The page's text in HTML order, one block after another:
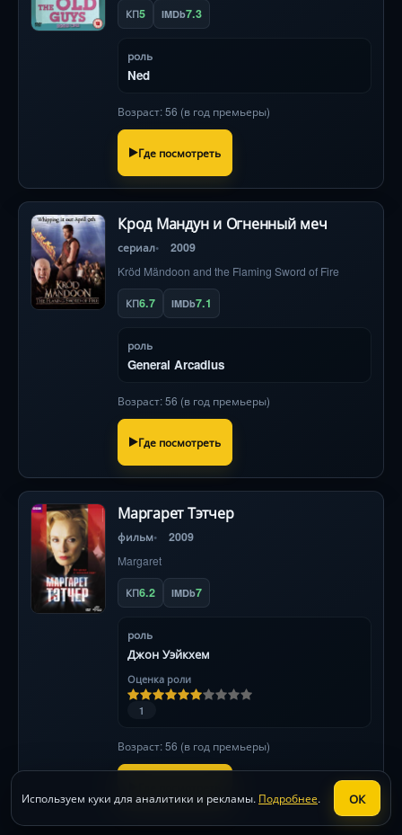
КП5 IMDb7.3
роль
Ned
Возраст: 56 (в год премьеры)
Где посмотреть
Крод Мандун и Огненный меч
сериал 2009
Kröd Mändoon and the Flaming Sword of Fire
КП6.7 IMDb7.1
роль
General Arcadius
Возраст: 56 (в год премьеры)
Где посмотреть
Маргарет Тэтчер
фильм 2009
Margaret
КП6.2 IMDb7
роль
Джон Уэйкхем
Оценка роли
1
Возраст: 56 (в год премьеры)
Используем куки для аналитики и рекламы. Подробнее. ОК